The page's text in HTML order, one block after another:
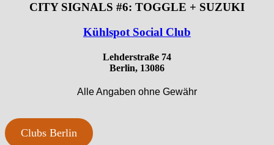
CITY SIGNALS #6: TOGGLE + SUZUKI
Kühlspot Social Club
Lehderstraße 74
Berlin, 13086
Alle Angaben ohne Gewähr
Clubs Berlin